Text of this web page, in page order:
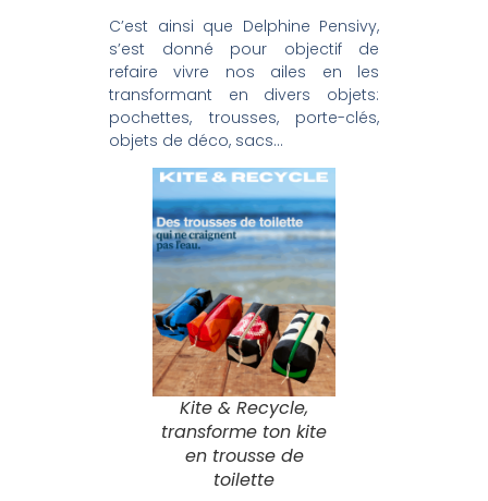
C’est ainsi que Delphine Pensivy,
s’est donné pour objectif de
refaire vivre nos ailes en les
transformant en divers objets:
pochettes, trousses, porte-clés,
objets de déco, sacs…
Kite & Recycle,
transforme ton kite
en trousse de
toilette